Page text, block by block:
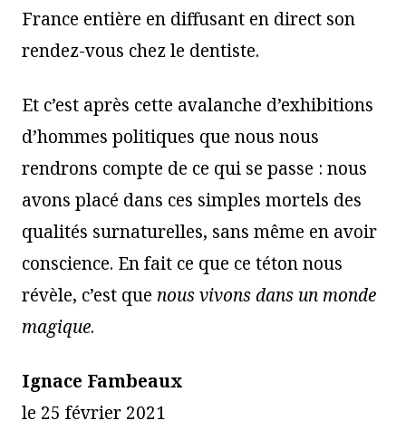
France entière en diffusant en direct son
rendez-vous chez le dentiste.
Et c’est après cette avalanche d’exhibitions
d’hommes politiques que nous nous
rendrons compte de ce qui se passe : nous
avons placé dans ces simples mortels des
qualités surnaturelles, sans même en avoir
conscience. En fait ce que ce téton nous
révèle, c’est que nous vivons dans un monde
magique.
Ignace Fambeaux
le 25 février 2021